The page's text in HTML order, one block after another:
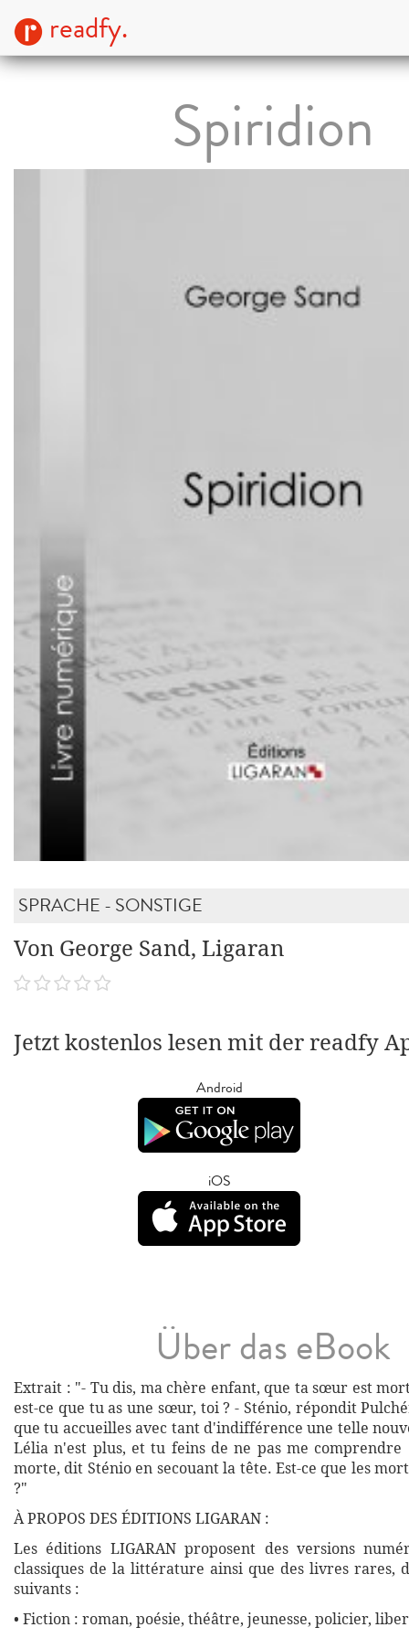
readfy.
Spiridion
SPRACHE - SONSTIGE
Von George Sand, Ligaran
Jetzt kostenlos lesen mit der readfy
Android
iOS
Über das eBook
Extrait : "- Tu dis, ma chère enfant, que ta sœur est
est-ce que tu as une sœur, toi ? - Sténio, répondit
que tu accueilles avec tant d'indifférence une telle
Lélia n'est plus, et tu feins de ne pas me comprendre
morte, dit Sténio en secouant la tête. Est-ce que les
?"
À PROPOS DES ÉDITIONS LIGARAN :
Les éditions LIGARAN proposent des versions
classiques de la littérature ainsi que des livres rares,
suivants :
• Fiction : roman, poésie, théâtre, jeunesse, policier,